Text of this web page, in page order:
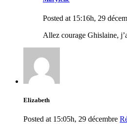
Posted at 15:16h, 29
Allez courage Ghislaine,
Elizabeth
Posted at 15:05h, 29 décembre